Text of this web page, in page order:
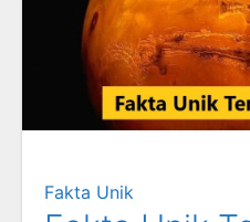
Fakta Unik